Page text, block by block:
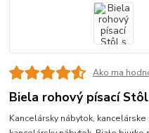
Ako ma
Biela rohový písací
Kancelársky nábytok,